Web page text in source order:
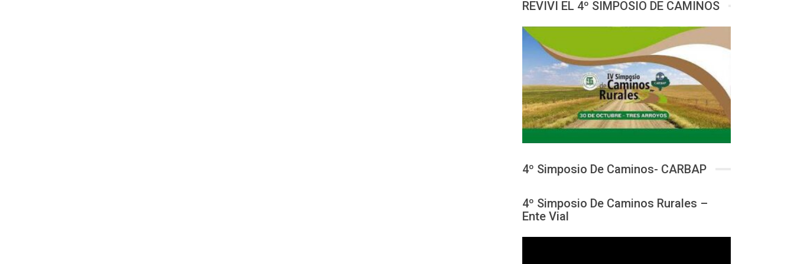
REVIVI EL 4º SIMPOSIO DE CAMINOS
4º Simposio De Caminos- CARBAP
4º Simposio De Caminos Rurales –
Ente Vial